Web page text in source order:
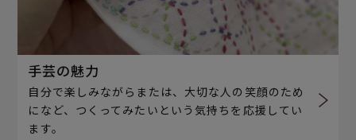
手芸の魅力
自分で楽しみながらまたは、大切な人の笑顔のため
になど、つくってみたいという気持ちを応援してい
ます。